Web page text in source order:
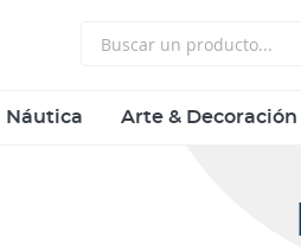
Náutica Arte & Decoración